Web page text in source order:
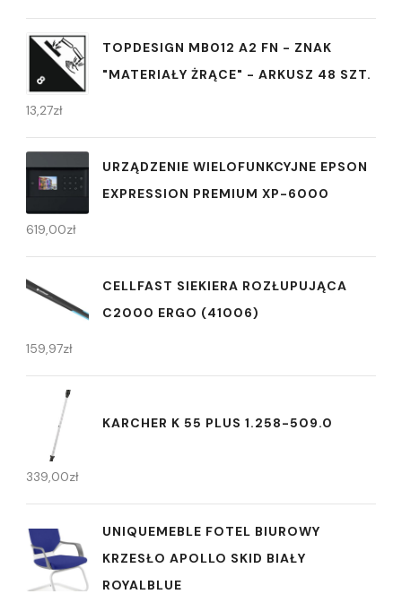
TOPDESIGN MB012 A2 FN - ZNAK
"MATERIAŁY ŻRĄCE" - ARKUSZ 48 SZT.
13,27zł
URZĄDZENIE WIELOFUNKCYJNE EPSON
EXPRESSION PREMIUM XP-6000
619,00zł
CELLFAST SIEKIERA ROZŁUPUJĄCA
C2000 ERGO (41006)
159,97zł
KARCHER K 55 PLUS 1.258-509.0
339,00zł
UNIQUEMEBLE FOTEL BIUROWY
KRZESŁO APOLLO SKID BIAŁY
ROYALBLUE